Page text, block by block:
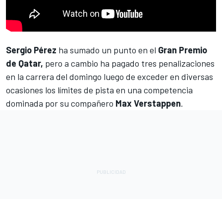
Sergio Pérez ha sumado un punto en el Gran Premio
de Qatar, pero a cambio ha pagado tres penalizaciones
en la carrera del domingo luego de exceder en diversas
ocasiones los límites de pista en una competencia
dominada por su compañero Max Verstappen.